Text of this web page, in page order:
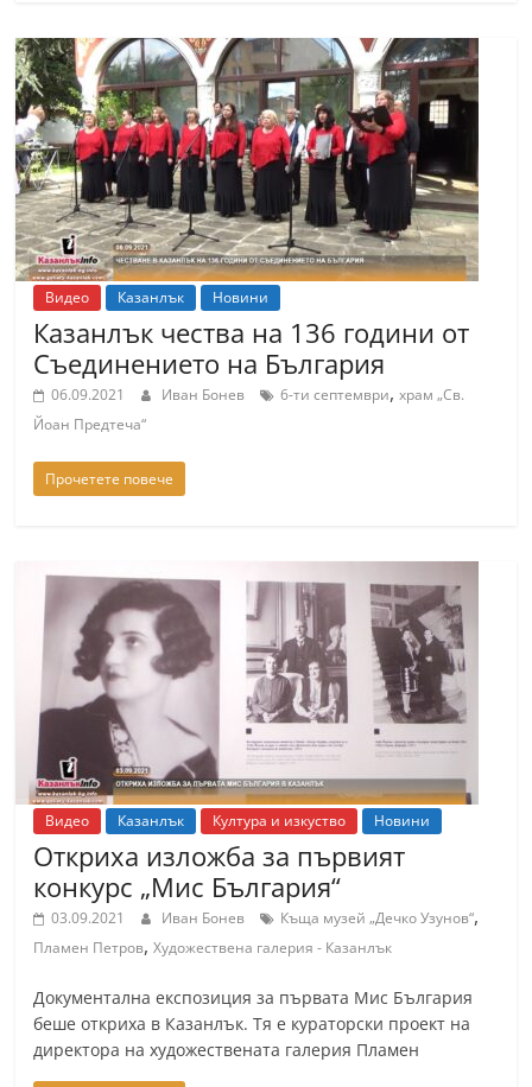
Видео Казанлък Новини
Казанлък чества на 136 години от
Съединението на България
06.09.2021 Иван Бонев 6-ти септември,храм „Св.
Йоан Предтеча“
Прочетете повече
Видео Казанлък Култура и изкуство Новини
Откриха изложба за първият
конкурс „Мис България“
03.09.2021 Иван Бонев Къща музей „Дечко Узунов“,
Пламен Петров,Художествена галерия - Казанлък
Документална експозиция за първата Мис България
беше откриха в Казанлък. Тя е кураторски проект на
директора на художествената галерия Пламен